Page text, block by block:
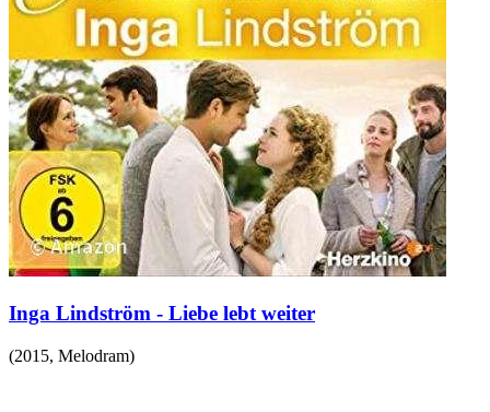
Inga Lindström - Liebe lebt weiter
(2015, Melodram)